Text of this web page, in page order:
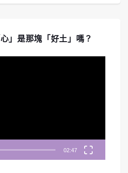
」是那塊「好土」嗎？
02:47